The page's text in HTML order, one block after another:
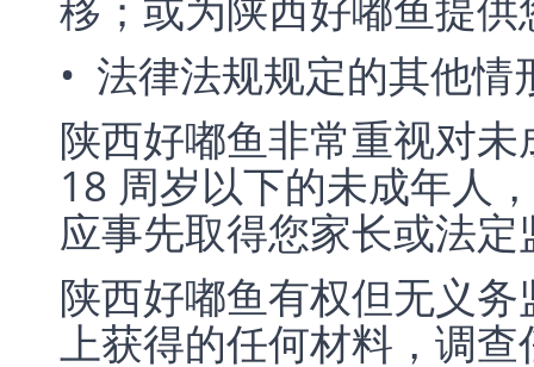
• 法律法规规定的其他情
陕西好嘟鱼非常重视对
18 周岁以下的未成年人
应事先取得您家长或法
陕西好嘟鱼有权但无义
上获得的任何材料，调